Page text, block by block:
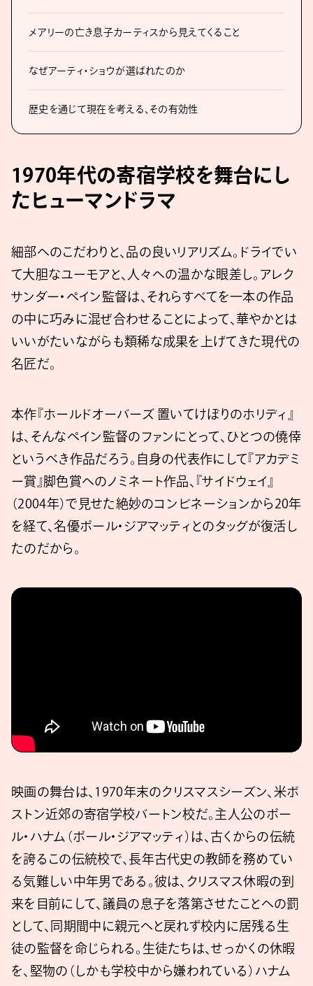
メアリーの亡き息子カーティスから見えてくること
なぜアーティ・ショウが選ばれたのか
歴史を通じて現在を考える、その有効性
1970年代の寄宿学校を舞台にし
たヒューマンドラマ
細部へのこだわりと、品の良いリアリズム。ドライでい
て大胆なユーモアと、人々への温かな眼差し。アレク
サンダー・ペイン監督は、それらすべてを一本の作品
の中に巧みに混ぜ合わせることによって、華やかとは
いいがたいながらも類稀な成果を上げてきた現代の
名匠だ。
本作『ホールドオーバーズ 置いてけぼりのホリディ』
は、そんなペイン監督のファンにとって、ひとつの僥倖
というべき作品だろう。自身の代表作にして『アカデミ
ー賞』脚色賞へのノミネート作品、『サイドウェイ』
（2004年）で見せた絶妙のコンビネーションから20年
を経て、名優ポール・ジアマッティとのタッグが復活し
たのだから。
映画の舞台は、1970年末のクリスマスシーズン、米ボ
ストン近郊の寄宿学校バートン校だ。主人公のポー
ル・ハナム（ポール・ジアマッティ）は、古くからの伝統
を誇るこの伝統校で、長年古代史の教師を務めてい
る気難しい中年男である。彼は、クリスマス休暇の到
来を目前にして、議員の息子を落第させたことへの罰
として、同期間中に親元へと戻れず校内に居残る生
徒の監督を命じられる。生徒たちは、せっかくの休暇
を、堅物の（しかも学校中から嫌われている）ハナム